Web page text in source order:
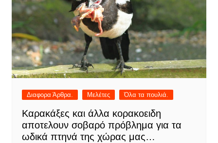
Διαφορα Άρθρα. Μελέτες Όλα τα πουλιά.
Καρακάξες και άλλα κορακοειδη
αποτελουν σοβαρό πρόβλημα για τα
ωδικά πτηνά της χώρας μας…